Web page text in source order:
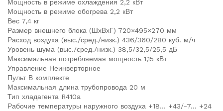
Мощность в режиме охлаждения 2,2 кВт
Мощность в режиме обогрева 2,2 кВт
Вес 7,4 кг
Размер внешнего блока (ШхВхГ) 720×495×270 мм
Расход воздуха (выс./сред./низк.) 436/360/280 куб. м/ч
Уровень шума (выс./сред./низк.) 38,5/32,5/25,5 дБ
Максимальная потребляемая мощность 1,15 кВт
Управление Неинверторное
Пульт В комплекте
Максимальная длина трубопровода 20 м
Тип хладагента R410a
Рабочие температуры наружного воздуха +18… +43/-7… +24